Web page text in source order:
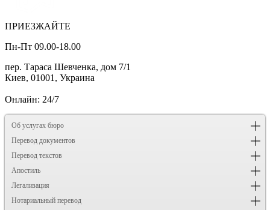
ПРИЕЗЖАЙТЕ
Пн-Пт 09.00-18.00
пер. Тараса Шевченка, дом 7/1
Киев, 01001, Украина
Онлайн: 24/7
Об услугах бюро
Перевод документов
Перевод текстов
Апостиль
Легализация
Нотариальный перевод